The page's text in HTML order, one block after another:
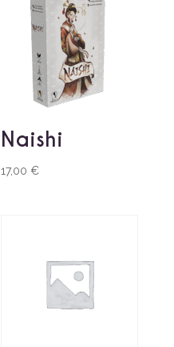
Naishi
17,00€